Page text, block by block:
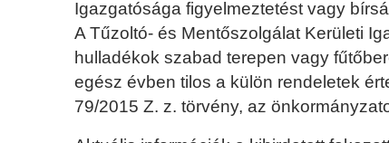
Igazgatósága figyelmeztetést vagy
A Tűzoltó- és Mentőszolgálat Kerületi
hulladékok szabad terepen vagy
egész évben tilos a külön rendeletek
79/2015 Z. z. törvény, az